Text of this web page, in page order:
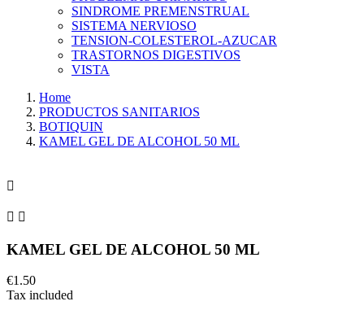
SINDROME PREMENSTRUAL
SISTEMA NERVIOSO
TENSION-COLESTEROL-AZUCAR
TRASTORNOS DIGESTIVOS
VISTA
Home
PRODUCTOS SANITARIOS
BOTIQUIN
KAMEL GEL DE ALCOHOL 50 ML

 
KAMEL GEL DE ALCOHOL 50 ML
€1.50
Tax included